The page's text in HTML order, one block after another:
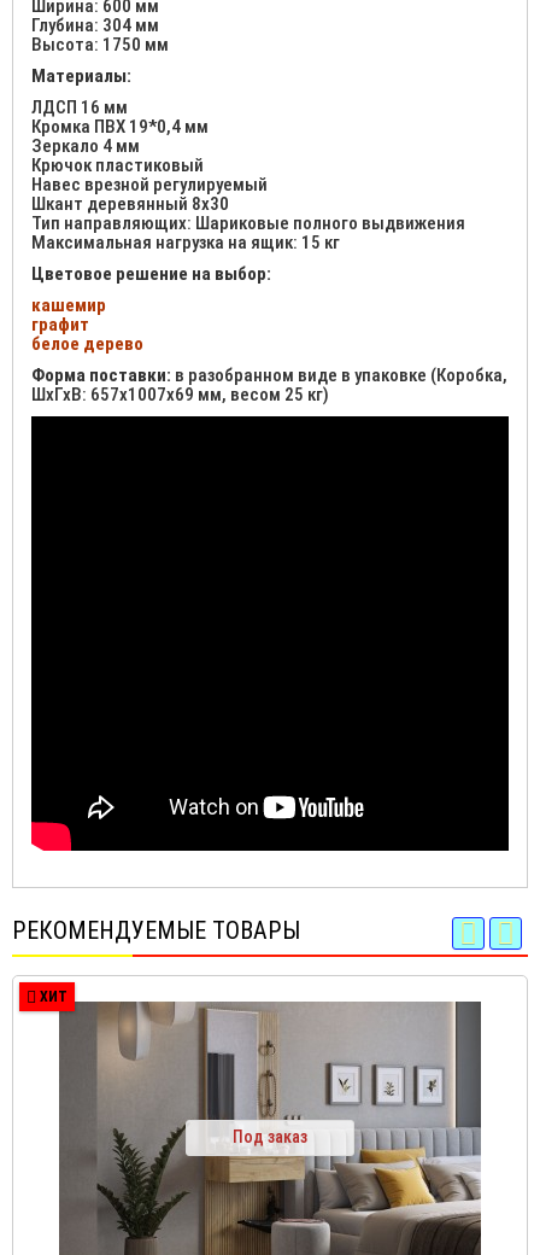
Ширина: 600 мм
Глубина: 304 мм
Высота: 1750 мм
Материалы:
ЛДСП 16 мм
Кромка ПВХ 19*0,4 мм
Зеркало 4 мм
Крючок пластиковый
Навес врезной регулируемый
Шкант деревянный 8х30
Тип направляющих: Шариковые полного выдвижения
Максимальная нагрузка на ящик: 15 кг
Цветовое решение на выбор:
кашемир
графит
белое дерево
Форма поставки: в разобранном виде в упаковке (Коробка,
ШхГхВ: 657x1007x69 мм, весом 25 кг)
РЕКОМЕНДУЕМЫЕ ТОВАРЫ
ХИТ
Под заказ